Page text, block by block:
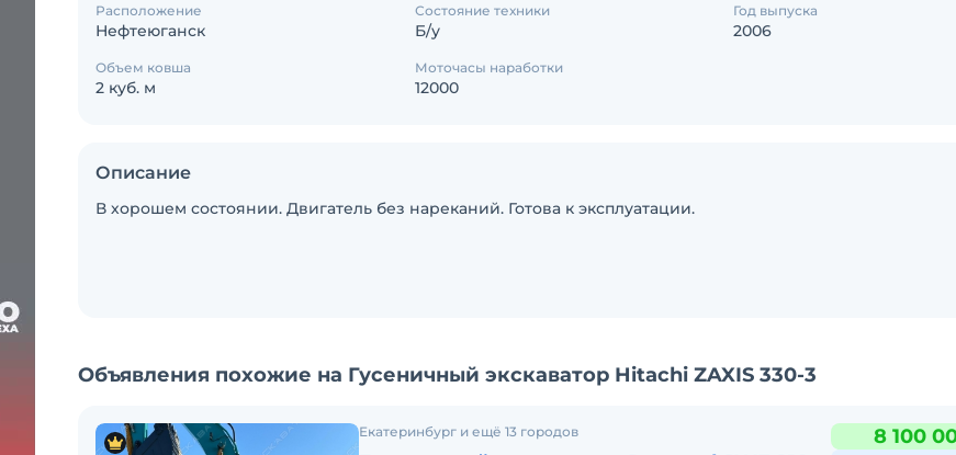
Расположение
Нефтеюганск
Состояние техники
Б/у
Год выпуска
2006
Объем ковша
2 куб. м
Моточасы наработки
12000
Описание
В хорошем состоянии. Двигатель без нареканий. Готова к эксплуатации.
Объявления похожие на Гусеничный экскаватор Hitachi ZAXIS 330-3
Екатеринбург и ещё 13 городов 8 100